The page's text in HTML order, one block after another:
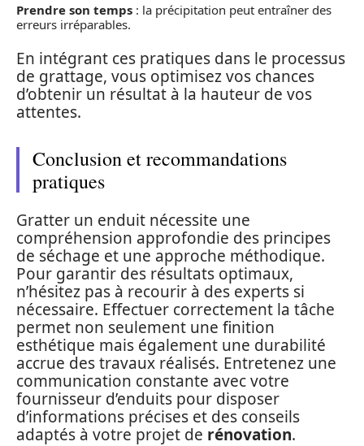
Prendre son temps : la précipitation peut entraîner des
erreurs irréparables.
En intégrant ces pratiques dans le processus
de grattage, vous optimisez vos chances
d’obtenir un résultat à la hauteur de vos
attentes.
Conclusion et recommandations
pratiques
Gratter un enduit nécessite une
compréhension approfondie des principes
de séchage et une approche méthodique.
Pour garantir des résultats optimaux,
n’hésitez pas à recourir à des experts si
nécessaire. Effectuer correctement la tâche
permet non seulement une finition
esthétique mais également une durabilité
accrue des travaux réalisés. Entretenez une
communication constante avec votre
fournisseur d’enduits pour disposer
d’informations précises et des conseils
adaptés à votre projet de rénovation.